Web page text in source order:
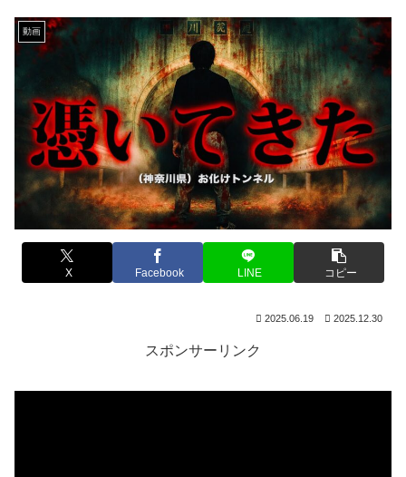
動画
X Facebook LINE コピー
2025.06.19 2025.12.30
スポンサーリンク